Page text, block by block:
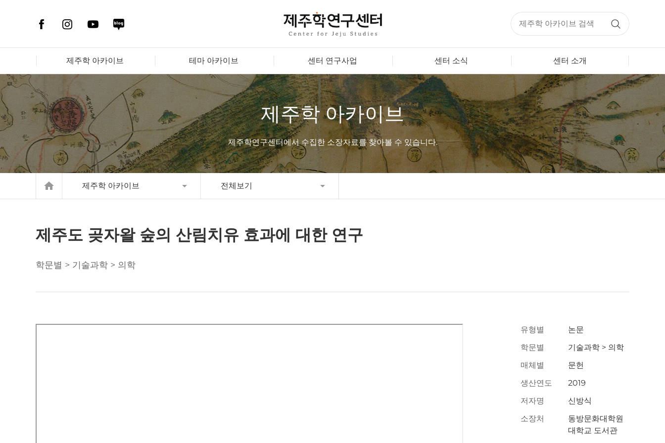
제주학 아카이브 테마 아카이브 센터 연구사업 센터 소식 센터 소개
제주학 아카이브
제주학연구센터에서 수집한 소장자료를 찾아볼 수 있습니다.
home 제주학 아카이브 전체보기
제주도 곶자왈 숲의 산림치유 효과에 대한 연구
학문별 > 기술과학 > 의학
유형별
논문
학문별
기술과학 > 의학
매체별
문헌
생산연도
2019
저자명
신방식
소장처
동방문화대학원
대학교 도서관